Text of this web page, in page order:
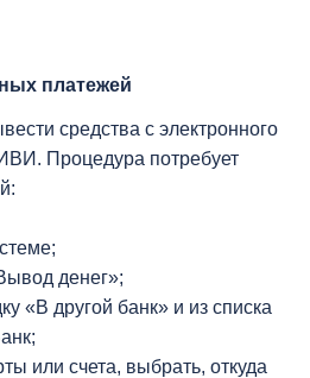
платежей
средства с электронного
Процедура потребует
денег»;
«В другой банк» и из списка
или счета, выбрать, откуда